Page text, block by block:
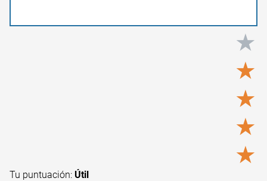
★
★
★
★
★
Tu puntuación: Útil